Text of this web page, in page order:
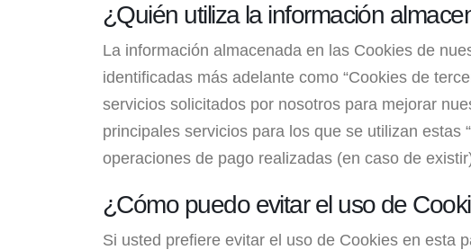
¿Quién utiliza la información
La información almacenada en las Cookies de
identificadas más adelante como “Cookies de
servicios solicitados por nosotros para mejorar
principales servicios para los que se utilizan estas
operaciones de pago realizadas (en caso de
¿Cómo puedo evitar el uso de
Si usted prefiere evitar el uso de Cookies en esta